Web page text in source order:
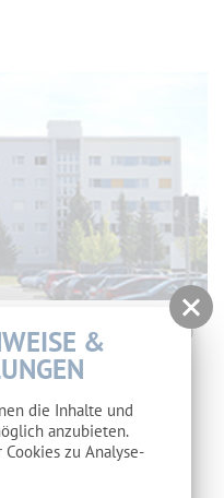
Makarenkostr. 5, 03050
&
die Inhalte und
anzubieten.
zu Analyse-